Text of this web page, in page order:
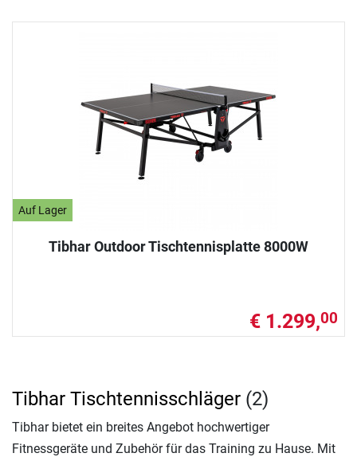
Auf Lager
Tibhar Outdoor Tischtennisplatte 8000W
€ 1.299,00
Tibhar Tischtennisschläger (2)
Tibhar bietet ein breites Angebot hochwertiger
Fitnessgeräte und Zubehör für das Training zu Hause. Mit